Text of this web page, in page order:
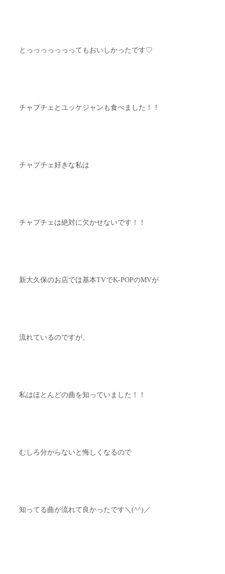
とっっっっっっってもおいしかったです♡
チャプチェとユッケジャンも食べました！！
チャプチェ好きな私は
チャプチェは絶対に欠かせないです！！
新大久保のお店では基本TVでK-POPのMVが
流れているのですが。
私はほとんどの曲を知っていました！！
むしろ分からないと悔しくなるので
知ってる曲が流れて良かったです＼(^^)／